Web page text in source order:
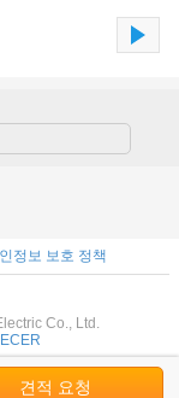
견적 요청
정보 보호 정책
Co., Ltd.
ECER